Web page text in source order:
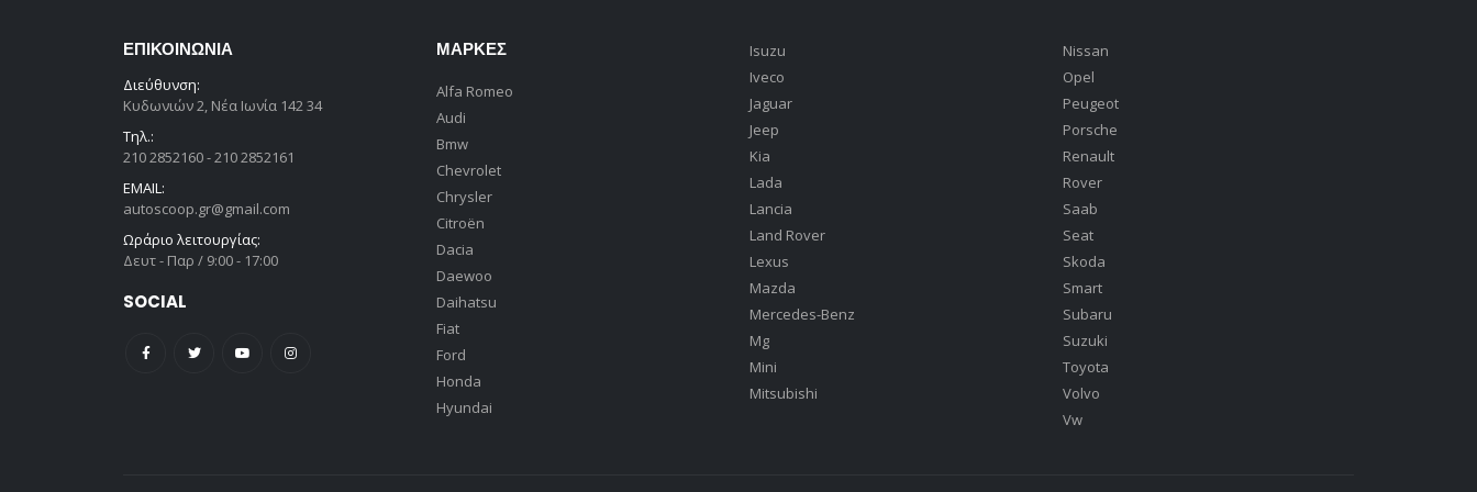
ΕΠΙΚΟΙΝΩΝΊΑ
Διεύθυνση:
Κυδωνιών 2, Νέα Ιωνία 142 34
Τηλ.:
210 2852160 - 210 2852161
EMAIL:
autoscoop.gr@gmail.com
Ωράριο λειτουργίας:
Δευτ - Παρ / 9:00 - 17:00
SOCIAL
ΜΆΡΚΕΣ
Alfa Romeo
Audi
Bmw
Chevrolet
Chrysler
Citroën
Dacia
Daewoo
Daihatsu
Fiat
Ford
Honda
Hyundai
Isuzu
Iveco
Jaguar
Jeep
Kia
Lada
Lancia
Land Rover
Lexus
Mazda
Mercedes-Benz
Mg
Mini
Mitsubishi
Nissan
Opel
Peugeot
Porsche
Renault
Rover
Saab
Seat
Skoda
Smart
Subaru
Suzuki
Toyota
Volvo
Vw